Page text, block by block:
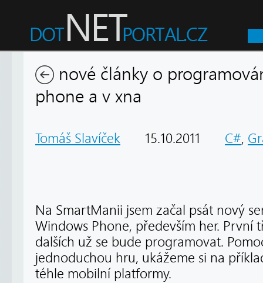
nové články o
phone a v xna
Tomáš Slavíček 15.10.2011 C#,
Na SmartManii jsem začal psát nový
Windows Phone, především her. První
dalších už se bude programovat.
jednoduchou hru, ukážeme si na
téhle mobilní platformy.